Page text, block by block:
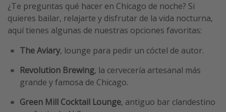
¿Te preguntas qué hacer en Chicago de noche? Si
quieres bailar, relajarte y disfrutar de la vida nocturna,
aquí tienes algunas de nuestras opciones favoritas:
The Aviary, lounge para pedir un cóctel de autor.
Revolution Brewing, la cervecería artesanal más
grande y famosa de Chicago.
Green Mill Cocktail Lounge, antiguo bar clandestino